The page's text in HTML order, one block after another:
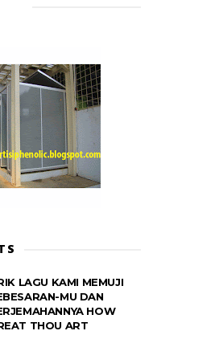
LAGU KAMI MEMUJI
MU DAN
HOW
THOU ART